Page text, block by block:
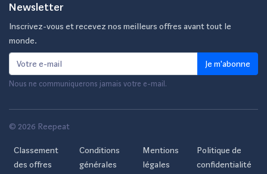
Newsletter
Inscrivez-vous et recevez nos meilleurs offres avant tout le
monde.
Je m'abonne
Nous ne communiquerons jamais votre e-mail.
© 2026 Reepeat
Classement
des offres
Conditions
générales
Mentions
légales
Politique de
confidentialité